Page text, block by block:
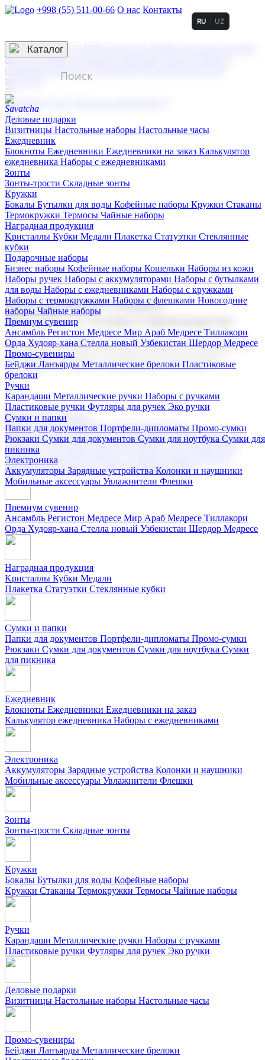
+998 (55) 511-00-66 О нас Контакты
3D гравировка
смолой (Doming)
гравировка твердая
тиснение
RU UZ
☰
Контакты
Каталог
Деловые подарки
Визитницы Настольные наборы Настольные часы
Ежедневник
Блокноты Ежедневники Ежедневники на заказ Калькулятор
ежедневника Наборы с ежедневниками
Зонты
Зонты-трости Складные зонты
Кружки
Бокалы Бутылки для воды Кофейные наборы Кружки Стаканы
Термокружки Термосы Чайные наборы
Наградная продукция
Kристаллы Кубки Медали Плакетка Статуэтки Стеклянные
кубки
Подарочные наборы
Бизнес наборы Кофейные наборы Кошельки Наборы из кожи
Наборы ручек Наборы с аккумуляторами Наборы с бутылками
для воды Наборы с ежедневниками Наборы с кружками
Наборы с термокружками Наборы с флешками Новогодние
наборы Чайные наборы
Премиум сувенир
Ансамбль Регистон Медресе Мир Араб Медресе Тиллакори
Орда Худояр-хана Стелла новый Узбекистан Шердор Медресе
Промо-сувениры
Бейджи Ланъярды Металлические брелоки Пластиковые
брелоки
Ручки
Карандаши Металлические ручки Наборы с ручками
Пластиковые ручки Футляры для ручек Эко ручки
Сумки и папки
Папки для документов Портфели-дипломаты Промо-сумки
Рюкзаки Сумки для документов Сумки для ноутбука Сумки для
пикника
Электроника
Аккумуляторы Зарядные устройства Колонки и наушники
Мобильные аксессуары Увлажнители Флешки
Корпоративные подарки
Поставка со склада и производство
Мы предлагаем широкий выбор корпоративных подарков и
сувениров с логотипом. В нашем каталоге вы найдете
продукцию для бизнеса, мероприятия и клиентов.
Подарочные наборы
Бизнес наборыКофейные наборы Кошельки
Наборы из кожиНаборы ручекНаборы с аккумуляторами
Наборы с бутылками для воды
Наборы с ежедневниками
Наборы с кружками
флешкамиНовогодние наборыЧайные наборы
Премиум сувенир
Ансамбль Регистон Медресе Мир Араб Медресе Тиллакори
Орда Худояр-хана Стелла новый Узбекистан Шердор Медресе
Наградная продукция
Kристаллы Кубки Медали
Плакетка Статуэтки Стеклянные кубки
Сумки и папки
Папки для документов Портфели-дипломаты Промо-сумки
Рюкзаки Сумки для документов Сумки для ноутбука Сумки
для пикника
Ежедневник
Блокноты Ежедневники Ежедневники на заказ
Калькулятор ежедневника Наборы с ежедневниками
Электроника
Аккумуляторы Зарядные устройства Колонки и наушники
Мобильные аксессуары Увлажнители Флешки
Зонты
Зонты-трости Складные зонты
Кружки
Бокалы Бутылки для воды Кофейные наборы
Кружки Стаканы Термокружки Термосы Чайные наборы
Ручки
Карандаши Металлические ручки Наборы с ручками
Пластиковые ручки Футляры для ручек Эко ручки
Деловые подарки
Визитницы Настольные наборы Настольные часы
Промо-сувениры
Бейджи Ланъярды Металлические брелоки